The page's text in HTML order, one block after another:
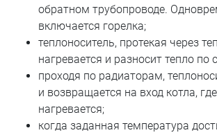
обратном трубопроводе.
включается горелка;
теплоноситель, протекая через
нагревается и разносит тепло по
проходя по радиаторам,
и возвращается на вход котла,
нагревается;
когда заданная температура